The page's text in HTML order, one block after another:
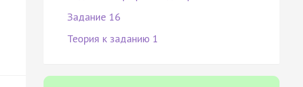
Задание 16
Теория к заданию 1